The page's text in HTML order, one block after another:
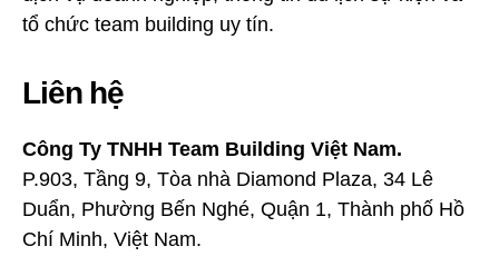
tổ chức team building uy tín.
Liên hệ
Công Ty TNHH Team Building Việt Nam.
P.903, Tầng 9, Tòa nhà Diamond Plaza, 34 Lê
Duẩn, Phường Bến Nghé, Quận 1, Thành phố Hồ
Chí Minh, Việt Nam.